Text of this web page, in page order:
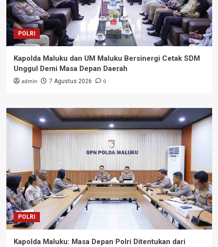
POLRI
Kapolda Maluku dan UM Maluku Bersinergi Cetak SDM
Unggul Demi Masa Depan Daerah
admin 7 Agustus 2026 0
POLRI
Kapolda Maluku: Masa Depan Polri Ditentukan dari